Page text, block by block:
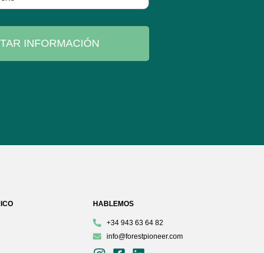
INFORMACIÓN
HABLEMOS
+34 943 63 64 82
info@forestpioneer.com